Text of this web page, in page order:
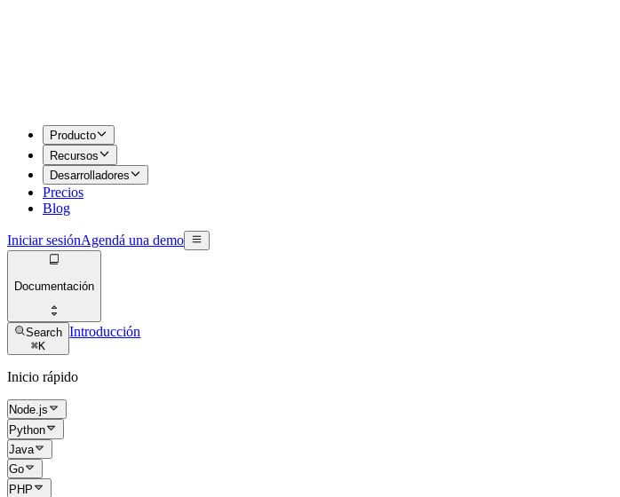
Producto
Recursos
Desarrolladores
Precios
Blog
Iniciar sesiónAgendá una demo
Documentación
Search
⌘K
Introducción
Inicio rápido
Node.js
Python
Java
Go
PHP